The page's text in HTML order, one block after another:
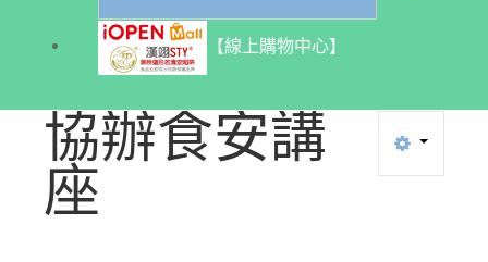
【線上購物中心】
協辦食安講
座